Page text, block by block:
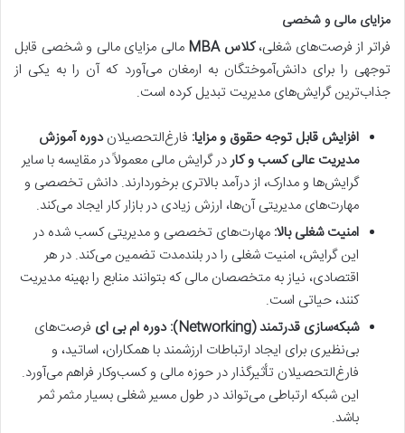
مزایای مالی و شخصی
فراتر از فرصت‌های شغلی، کلاس MBA
مالی مزایای مالی و شخصی قابل
توجهی را برای دانش‌آموختگان به ارمغان می‌آورد که آن را به یکی از
جذاب‌ترین گرایش‌های مدیریت تبدیل کرده است.
افزایش قابل توجه حقوق و مزایا: فارغ‌التحصیلان دوره آموزش
مدیریت عالی کسب و کاردر گرایش مالی معمولاً در مقایسه با سایر
گرایش‌ها و مدارک، از درآمد بالاتری برخوردارند. دانش تخصصی و
مهارت‌های مدیریتی آن‌ها، ارزش زیادی در بازار کار ایجاد می‌کند.
امنیت شغلی بالا: مهارت‌های تخصصی و مدیریتی کسب شده در
این گرایش، امنیت شغلی را در بلندمدت تضمین می‌کند. در هر
اقتصادی، نیاز به متخصصان مالی که بتوانند منابع را بهینه مدیریت
کنند، حیاتی است.
شبکه‌سازی قدرتمند (Networking):
دوره ام بی ای فرصت‌های
بی‌نظیری برای ایجاد ارتباطات ارزشمند با همکاران، اساتید، و
فارغ‌التحصیلان تأثیرگذار در حوزه مالی و کسب‌وکار فراهم می‌آورد.
این شبکه ارتباطی می‌تواند در طول مسیر شغلی بسیار مثمر ثمر
باشد.